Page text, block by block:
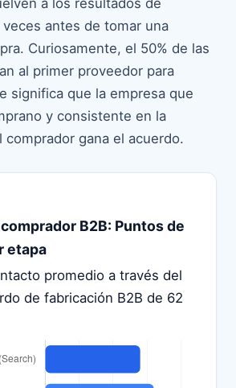
a los resultados de
antes de tomar una
Curiosamente, el 50% de las
al primer proveedor para
significa que la empresa que
y consistente en la
comprador gana el acuerdo.
B2B: Puntos de
etapa
promedio a través del
de fabricación B2B de 62